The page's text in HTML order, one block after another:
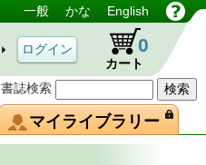
書誌検索
一般 かな English
カート
0
マイライブラリー